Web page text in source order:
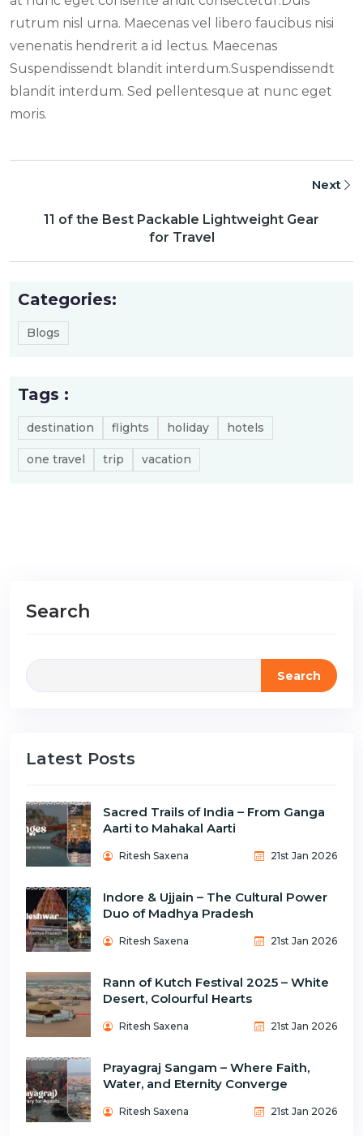
rutrum nisl urna. Maecenas vel libero faucibus nisi
venenatis hendrerit a id lectus. Maecenas
Suspendissendt blandit interdum.Suspendissendt
blandit interdum. Sed pellentesque at nunc eget
moris.
11 of the Best Packable Lightweight Gear
for Travel
Next
Categories:
Blogs
Tags :
destination flights holiday hotels
one travel trip vacation
Search
Search
Latest Posts
Sacred Trails of India – From Ganga
Aarti to Mahakal Aarti
Ritesh Saxena 21st Jan 2026
Indore & Ujjain – The Cultural Power
Duo of Madhya Pradesh
Ritesh Saxena 21st Jan 2026
Rann of Kutch Festival 2025 – White
Desert, Colourful Hearts
Ritesh Saxena 21st Jan 2026
Prayagraj Sangam – Where Faith,
Water, and Eternity Converge
Ritesh Saxena 21st Jan 2026